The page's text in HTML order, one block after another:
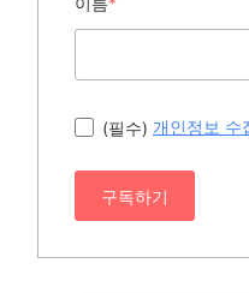
(필수) 개인정보 수
구독하기